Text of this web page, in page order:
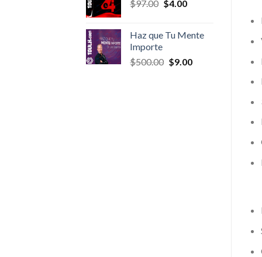
$97.00 Original
$97.00.
$4.00Current
$4.00.
Haz que Tu Mente
Importe
$500.00 Original
$9.00Current